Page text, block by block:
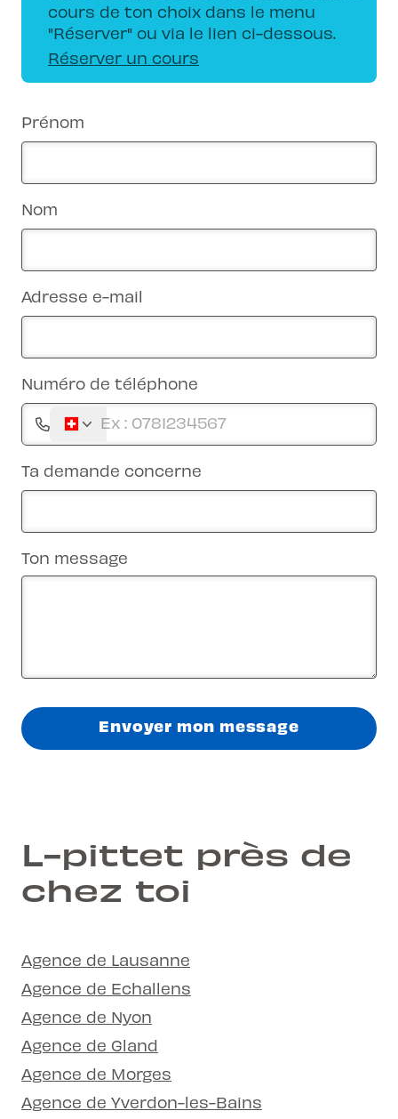
cours de ton choix dans le menu
"Réserver" ou via le lien ci-dessous.
Réserver un cours
Prénom
Nom
Adresse e-mail
Numéro de téléphone
Ta demande concerne
Ton message
Envoyer mon message
L-pittet près de
chez toi
Agence de Lausanne
Agence de Echallens
Agence de Nyon
Agence de Gland
Agence de Morges
Agence de Yverdon-les-Bains